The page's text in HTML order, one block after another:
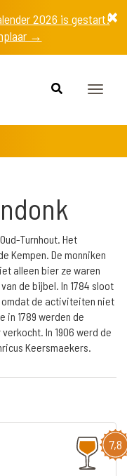
2026 is gestart!
→
Toggle
Turnhout. Het
Kempen. De monniken
alleen bier ze waren
de bijbel. In 1784 sloot
de activiteiten niet
in 1789 werden de
In 1906 werd de
Keersmaekers.
7,8